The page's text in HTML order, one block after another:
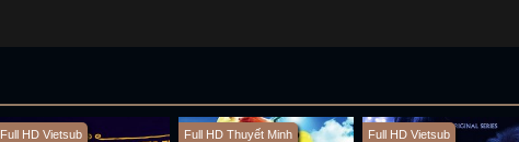
Full HD Vietsub Full HD Thuyết Minh Full HD Vietsub